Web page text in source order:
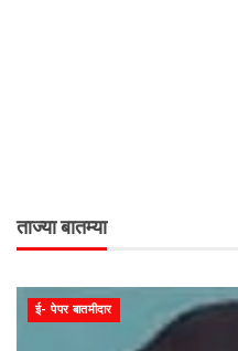
ताज्या बातम्या
ई- पेपर बातमीदार